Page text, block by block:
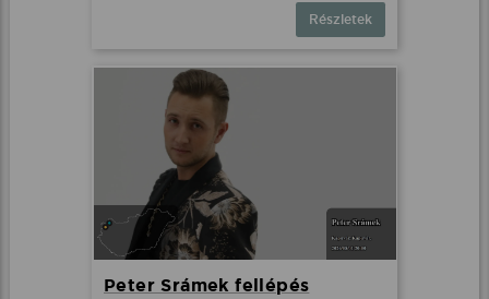
Részletek
Peter Srámek fellépés